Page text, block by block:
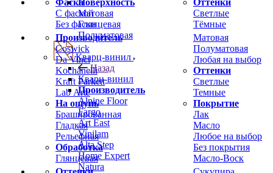
С фаской
Без фаски
Светлые
Тёмные
Производитель
Coswick
Da Vinci
Kochanelli
Kraft Parkett
Lab Arte
На ощупь
Брашированная
Гладкая
Рельефная
Обработка
Глянцевая
Матовая
Полуматовая
Любая на выбор
Оттенки
Светлые
Темные
Покрытие
Лак
Масло
Любое на выбор
Без покрытия
Масло-Воск
Поверхность
Матовая
Глянцевая
Полуматовая
Кварц-винил
Назад
Кварц-винил
Производитель
Alpine Floor
Fargo
Art East
Vinilam
Alta Step
Home Expert
Natura